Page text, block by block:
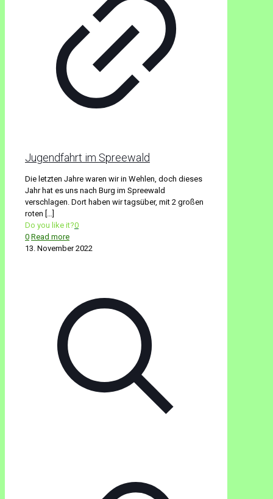
Jugendfahrt im Spreewald
Die letzten Jahre waren wir in Wehlen, doch dieses
Jahr hat es uns nach Burg im Spreewald
verschlagen. Dort haben wir tagsüber, mit 2 großen
roten […]
Do you like it?0
0 Read more
13. November 2022